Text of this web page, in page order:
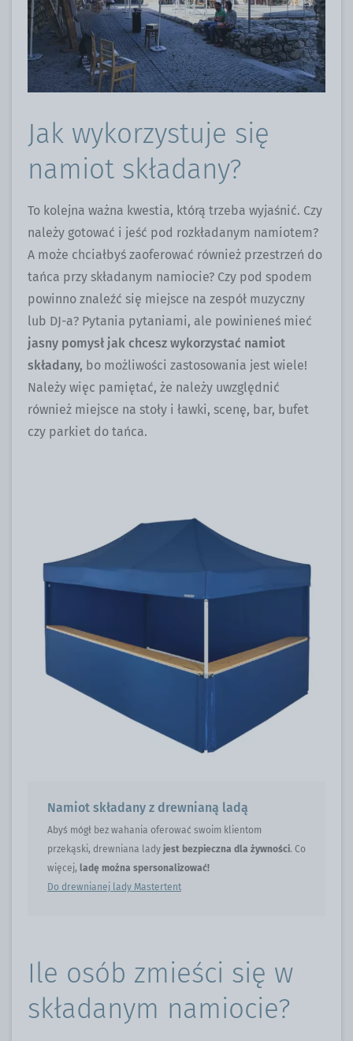
Jak wykorzystuje się
namiot składany?
To kolejna ważna kwestia, którą trzeba wyjaśnić. Czy
należy gotować i jeść pod rozkładanym namiotem?
A może chciałbyś zaoferować również przestrzeń do
tańca przy składanym namiocie? Czy pod spodem
powinno znaleźć się miejsce na zespół muzyczny
lub DJ-a? Pytania pytaniami, ale powinieneś mieć
jasny pomysł jak chcesz wykorzystać namiot
składany, bo możliwości zastosowania jest wiele!
Należy więc pamiętać, że należy uwzględnić
również miejsce na stoły i ławki, scenę, bar, bufet
czy parkiet do tańca.
Namiot składany z drewnianą ladą
Abyś mógł bez wahania oferować swoim klientom
przekąski, drewniana lady jest bezpieczna dla żywności. Co
więcej, ladę można spersonalizować!
Do drewnianej lady Mastertent
Ile osób zmieści się w
składanym namiocie?